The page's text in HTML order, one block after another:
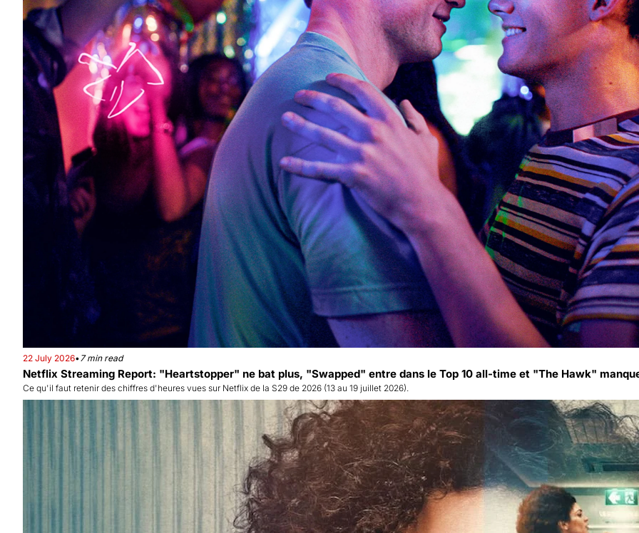
22 July 2026•7 min read
Netflix Streaming Report: "Heartstopper" ne bat plus, "Swapped" entre dans le Top 10 all-time et "The Hawk"
Ce qu'il faut retenir des chiffres d'heures vues sur Netflix de la S29 de 2026 (13 au 19 juillet 2026).